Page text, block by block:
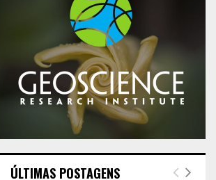
ÚLTIMAS POSTAGENS